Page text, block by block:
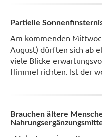
Partielle
Am kommenden
August) dürften sich ab
viele Blicke
Himmel richten. Ist der
Brauchen ältere